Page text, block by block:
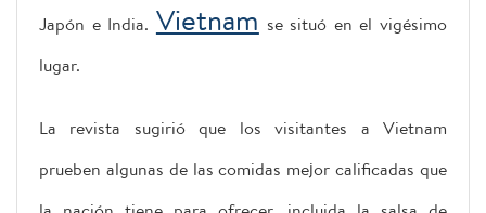
Japón e India. Vietnam se situó en el vigésimo
lugar.
La revista sugirió que los visitantes a Vietnam
prueben algunas de las comidas mejor calificadas que